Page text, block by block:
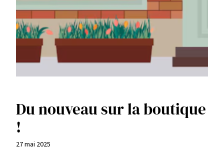
Du nouveau sur la boutique
!
27 mai 2025